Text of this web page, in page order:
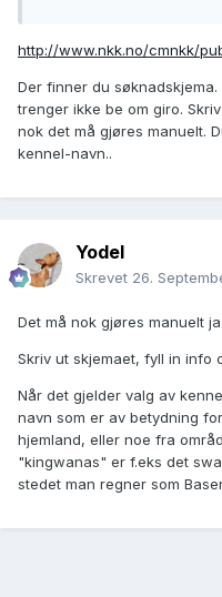
http://www.nkk.no/cmnkk/
Der finner du
trenger ikke be om giro.
nok det må gjøres manuelt.
kennel-navn..
Yodel
Skrevet 26.
Det må nok gjøres manuelt
Skriv ut skjemaet, fyll in info
Når det gjelder valg av
navn som er av betydning
hjemland, eller noe fra
"kingwanas" er f.eks det
stedet man regner som